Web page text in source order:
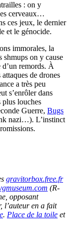
: on y
cerveaux…
ces jeux, le dernier
et le génocide.
immorales, la
shmups on y cause
d’un remords. À
de drones
a très peu
s’enrôler dans
plus louches
Guerre, Bugs
nazi…). L’instinct
gravitorbox.free.fr
(R-
opposant
l’auteur en a fait
. Place de la toile et